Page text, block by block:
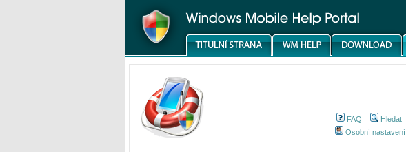
FAQ Hledat
Osobní nastavení